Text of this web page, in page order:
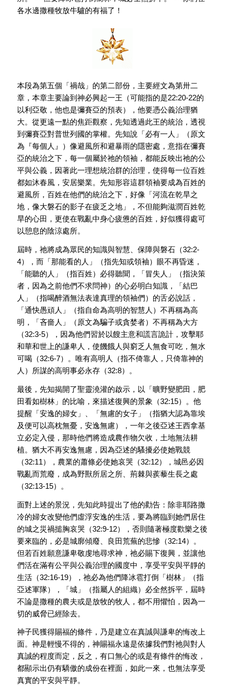
各水邊撒種牧放牛驢的有福了！
本段為第五個「禍哉」的第二部份，主要經文為第卅二
章，本章主要論到神必興起一王（可能指的是22:20-22的
以利亞敬，他也是彌賽亞的預表），他要憑公義治理猶
大。從更遠一點的焦距觀察，先知透過此王的統治，透視
到彌賽亞對普世列國的掌權。先知說「必有一人」（原文
為『每個人』）像避風所和避暴雨的隱密處，意指在彌賽
亞的統治之下，每一個屬於祂的領袖，都能反映出祂的公
平與公義，因著此一理想統治群的治理，使得每一位百姓
都如沐春風，安居樂業。先知形容這群領袖要成為百姓的
避風所，百姓在他們的統治之下，好像「河流在乾旱之
地，像大磐石的影子在疲乏之地」，不但能夠滋潤百姓乾
旱的心田，更使在戰亂中身心疲憊的百姓，好似獲得處可
以憩息的陰涼處所。
屆時，祂將成為眾民的知識與智慧、保障與磐石（32:2-
4），而「那能看的人」（指先知或領袖）眼不再昏迷，
「能聽的人」（指百姓）必得聽聞，「冒失人」（指決策
者，因為之前他們不求問神）的心必明白知識，「結巴
人」（指喝醉酒無法表達真理的領袖們）的舌必說話，
「通快愚頑人」（指自命為高明的智慧人）不再稱為高
明，「吝嗇人」（原文為騙子或貪婪者）不再稱為大方
（32:3-5），因為他們習於以餿主意和謊言詭計，攻擊耶
和華和世上的謙卑人，使饑餓人與窮乏人無食可吃，無水
可喝（32:6-7）。唯有高明人（指不倚靠人，只倚靠神的
人）所謀的高明事必永存（32:8）。
最後，先知揭開了聖靈澆灌的啟示，以「曠野變肥田，肥
田看如樹林」的比喻，來描述復興的景象（32:15）。他
提醒「安逸的婦女」、「無慮的女子」（指猶大認為靠埃
及便可以高枕無憂，安逸無慮），一年之後亞述王西拿基
立必定入侵，那時他們將造成農作物欠收，土地無法耕
植。猶大不再安逸無慮，因為亞述的騷擾必使她戰競
（32:11），農業的蕭條必使她哀哭（32:12），城邑必因
戰亂而荒廢，成為野獸所居之所、荊棘與蒺藜生長之處
（32:13-15）。
面對上述的景況，先知此時提出了他的勸告：除非耶路撒
冷的婦女改變他們虛浮安逸的生活，要為將臨到她們居住
的城之災禍搥胸哀哭（32:9-12），否則隨著極度歡樂之後
要來臨的，必是城廓傾廢、良田荒蕪的悲慘（32:14）。
但若百姓願意謙卑敬虔地尋求神，祂必賜下復興，並讓他
們活在滿有公平與公義治理的國度中，享受平安與平靜的
生活（32:16-19），祂必為他們降冰雹打倒「樹林」（指
亞述軍隊），「城」（指屬人的組織）必全然拆平，屆時
不論是撒種的農夫或是放牧的牧人，都不用懼怕，因為一
切的威脅已經除去。
神子民獲得賜福的條件，乃是建立在真誠與謙卑的悔改上
面。神是輕慢不得的，神賜福永遠是依據我們對祂與對人
真誠的程度而定，反之，有口無心的或是有條件的悔改，
都顯示出仍有驕傲的成份在裡面，如此一來，也無法享受
真實的平安與平靜。